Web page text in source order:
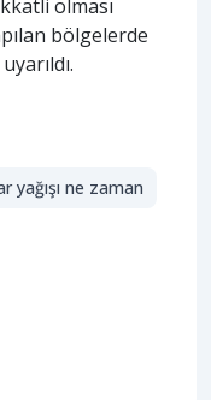
olması
bölgelerde
yağışı ne zaman